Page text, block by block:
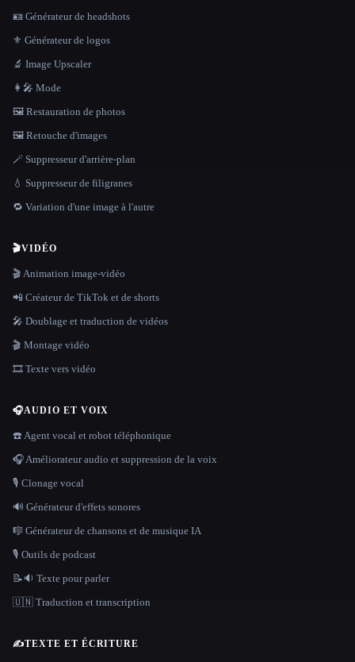
🪪 Générateur de headshots
⚜️ Générateur de logos
🔬 Image Upscaler
👩‍🎤 Mode
🖼️ Restauration de photos
🖼️ Retouche d'images
🪄 Suppresseur d'arrière-plan
💧 Suppresseur de filigranes
🔁 Variation d'une image à l'autre
🎬VIDÉO
🎬 Animation image-vidéo
📲 Créateur de TikTok et de shorts
🎤 Doublage et traduction de vidéos
🎬 Montage vidéo
🎞️ Texte vers vidéo
🎧AUDIO ET VOIX
☎️ Agent vocal et robot téléphonique
🎧 Améliorateur audio et suppression de la voix
🎙️ Clonage vocal
🔊 Générateur d'effets sonores
🎼 Générateur de chansons et de musique IA
🎙️ Outils de podcast
📝🔉 Texte pour parler
🇺🇳 Traduction et transcription
✍️TEXTE ET ÉCRITURE